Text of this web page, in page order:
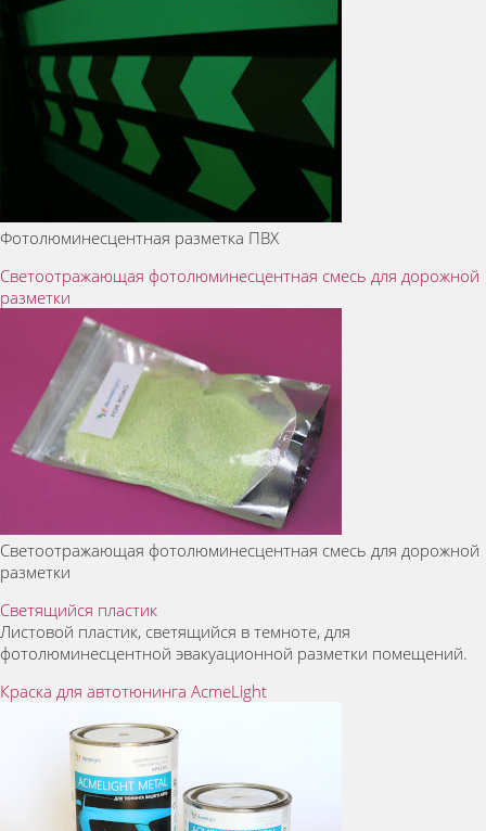
Фотолюминесцентная разметка ПВХ
Светоотражающая фотолюминесцентная смесь для дорожной
разметки
Светоотражающая фотолюминесцентная смесь для дорожной
разметки
Светящийся пластик
Листовой пластик, светящийся в темноте, для
фотолюминесцентной эвакуационной разметки помещений.
Краска для автотюнинга AcmeLight